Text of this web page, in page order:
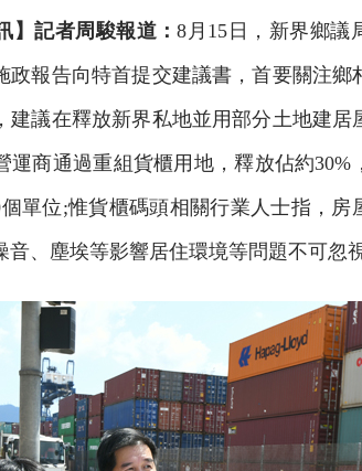
】記者周駿報道：8月15日，新界鄉議
政報告向特首提交建議書，首要關注鄉
建議在釋放新界私地並用部分土地建居
運商通過重組貨櫃用地，釋放佔約30%
單位;惟貨櫃碼頭相關行業人士指，房
、塵埃等影響居住環境等問題不可忽視